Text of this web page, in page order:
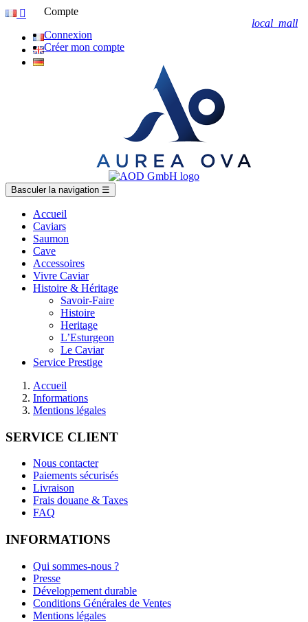

Compte
Connexion
Créer mon compte
Basculer la navigation ☰
Accueil
Caviars
Saumon
Cave
Accessoires
Vivre Caviar
Histoire & Héritage
Savoir-Faire
Histoire
Heritage
L’Esturgeon
Le Caviar
Service Prestige
Accueil
Informations
Mentions légales
SERVICE CLIENT
Nous contacter
Paiements sécurisés
Livraison
Frais douane & Taxes
FAQ
INFORMATIONS
Qui sommes-nous ?
Presse
Développement durable
Conditions Générales de Ventes
Mentions légales
local_mall